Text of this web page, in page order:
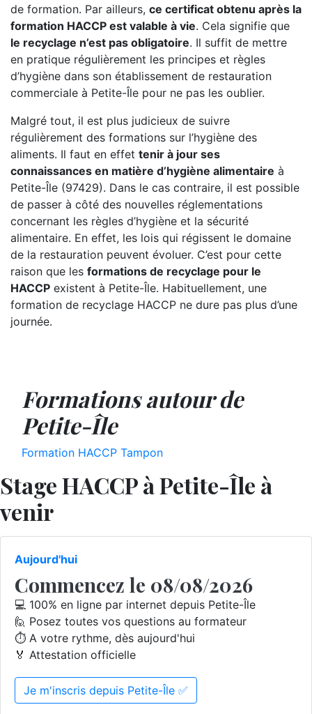
de formation. Par ailleurs, ce certificat obtenu après la
formation HACCP est valable à vie. Cela signifie que
le recyclage n’est pas obligatoire. Il suffit de mettre
en pratique régulièrement les principes et règles
d’hygiène dans son établissement de restauration
commerciale à Petite-Île pour ne pas les oublier.
Malgré tout, il est plus judicieux de suivre
régulièrement des formations sur l’hygiène des
aliments. Il faut en effet tenir à jour ses
connaissances en matière d’hygiène alimentaire à
Petite-Île (97429). Dans le cas contraire, il est possible
de passer à côté des nouvelles réglementations
concernant les règles d’hygiène et la sécurité
alimentaire. En effet, les lois qui régissent le domaine
de la restauration peuvent évoluer. C’est pour cette
raison que les formations de recyclage pour le
HACCP existent à Petite-Île. Habituellement, une
formation de recyclage HACCP ne dure pas plus d’une
journée.
Formations autour de
Petite-Île
Formation HACCP Tampon
Stage HACCP à Petite-Île à
venir
Aujourd'hui
Commencez le 08/08/2026
💻 100% en ligne par internet depuis Petite-Île
🙋 Posez toutes vos questions au formateur
⏱️ A votre rythme, dès aujourd'hui
🏅 Attestation officielle
Je m'inscris depuis Petite-Île ✅